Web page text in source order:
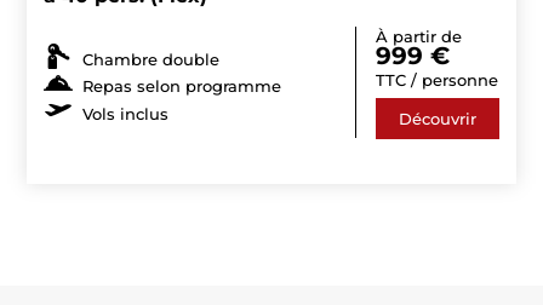
Chambre double
Repas selon programme
Vols inclus
À partir de
999 €
TTC / personne
Découvrir